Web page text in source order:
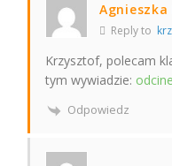
Agnieszka
Reply to
Krzysztof, polecam
tym wywiadzie:
Odpowiedz